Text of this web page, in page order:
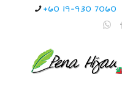
+60 19-930 7060